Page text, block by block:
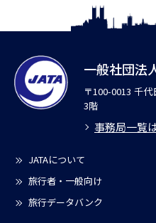
一般社団法
〒100-0013 千
3階
事務局一覧
JATAについて
旅行者・一般向け
旅行データバンク